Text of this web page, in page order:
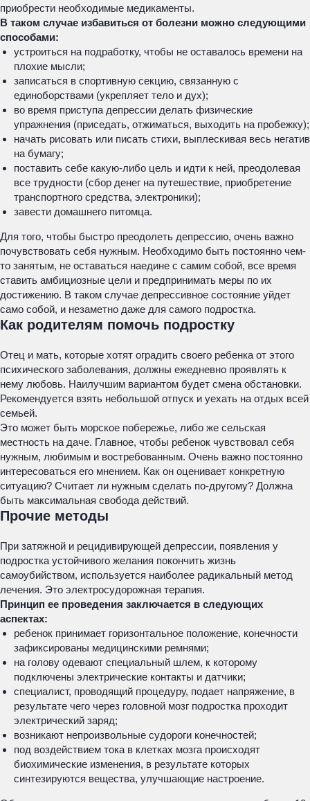
приобрести необходимые медикаменты.
В таком случае избавиться от болезни можно следующими
способами:
устроиться на подработку, чтобы не оставалось времени на
плохие мысли;
записаться в спортивную секцию, связанную с
единоборствами (укрепляет тело и дух);
во время приступа депрессии делать физические
упражнения (приседать, отжиматься, выходить на пробежку);
начать рисовать или писать стихи, выплескивая весь негатив
на бумагу;
поставить себе какую-либо цель и идти к ней, преодолевая
все трудности (сбор денег на путешествие, приобретение
транспортного средства, электроники);
завести домашнего питомца.
Для того, чтобы быстро преодолеть депрессию, очень важно
почувствовать себя нужным. Необходимо быть постоянно чем-
то занятым, не оставаться наедине с самим собой, все время
ставить амбициозные цели и предпринимать меры по их
достижению. В таком случае депрессивное состояние уйдет
само собой, и незаметно даже для самого подростка.
Как родителям помочь подростку
Отец и мать, которые хотят оградить своего ребенка от этого
психического заболевания, должны ежедневно проявлять к
нему любовь. Наилучшим вариантом будет смена обстановки.
Рекомендуется взять небольшой отпуск и уехать на отдых всей
семьей.
Это может быть морское побережье, либо же сельская
местность на даче. Главное, чтобы ребенок чувствовал себя
нужным, любимым и востребованным. Очень важно постоянно
интересоваться его мнением. Как он оценивает конкретную
ситуацию? Считает ли нужным сделать по-другому? Должна
быть максимальная свобода действий.
Прочие методы
При затяжной и рецидивирующей депрессии, появления у
подростка устойчивого желания покончить жизнь
самоубийством, используется наиболее радикальный метод
лечения. Это электросудорожная терапия.
Принцип ее проведения заключается в следующих
аспектах:
ребенок принимает горизонтальное положение, конечности
зафиксированы медицинскими ремнями;
на голову одевают специальный шлем, к которому
подключены электрические контакты и датчики;
специалист, проводящий процедуру, подает напряжение, в
результате чего через головной мозг подростка проходит
электрический заряд;
возникают непроизвольные судороги конечностей;
под воздействием тока в клетках мозга происходят
биохимические изменения, в результате которых
синтезируются вещества, улучшающие настроение.